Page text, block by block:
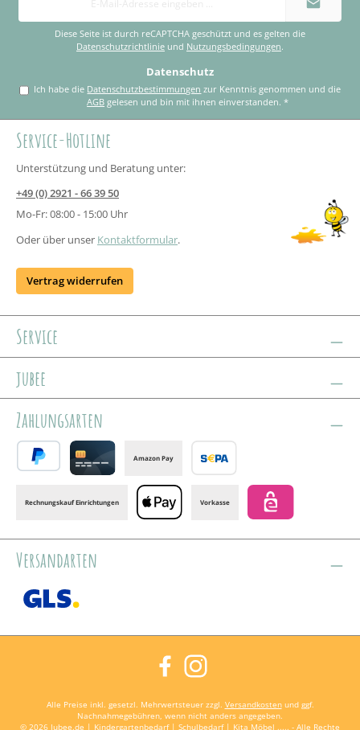
Adresse
Diese Seite ist durch reCAPTCHA geschützt und es gelten die
Datenschutzrichtlinie und Nutzungsbedingungen.
Datenschutz
Ich habe die Datenschutzbestimmungen
AGB gelesen und bin mit ihnen einverstanden.*
Service-Hotline
Unterstützung und Beratung unter:
+49 (0) 2921 - 66 39 50
Mo-Fr: 08:00 - 15:00 Uhr
Oder über unser Kontaktformular.
Vertrag widerrufen
Service
jubee
Zahlungsarten
Amazon Pay
Banktransfer
Rechnungskauf Einrichtungen Vorkasse
Versandarten
FacebookInstagram
Alle Preise inkl. gesetzl. Mehrwertsteuer zzgl. Versandkostenund ggf.
Nachnahmegebühren, wenn nicht anders angegeben.
© 2026 Jubee.de | Kindergartenbedarf | Schulbedarf | Kita Möbel ..... - Alle Rechte